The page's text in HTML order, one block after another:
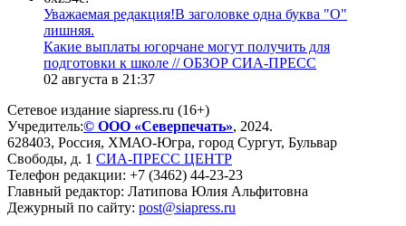
Уважаемая редакция!В заголовке одна буква "О"
лишняя.
Какие выплаты югорчане могут получить для
подготовки к школе // ОБЗОР СИА-ПРЕСС
02 августа в 21:37
Сетевое издание siapress.ru (16+)
Учредитель:© ООО «Северпечать», 2024.
628403, Россия, ХМАО-Югра, город Сургут, Бульвар
Свободы, д. 1 СИА-ПРЕСС ЦЕНТР
Телефон редакции: +7 (3462) 44-23-23
Главный редактор: Латипова Юлия Альфитовна
Дежурный по сайту: post@siapress.ru